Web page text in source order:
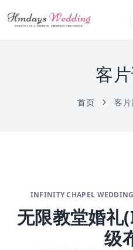
客
首页 客
INFINITY CHAPEL
无限教堂婚
级